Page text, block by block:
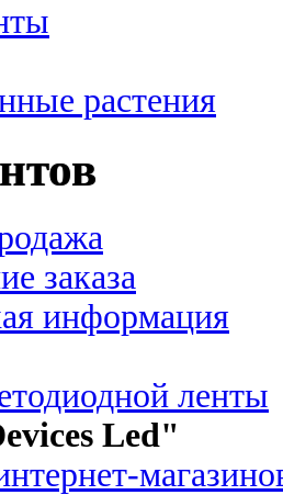
растения
заказа
информация
ленты
Led"